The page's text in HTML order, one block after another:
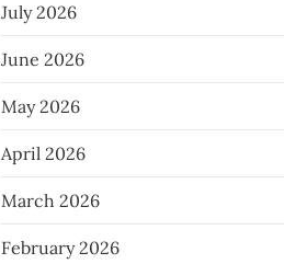
July 2026
June 2026
May 2026
April 2026
March 2026
February 2026